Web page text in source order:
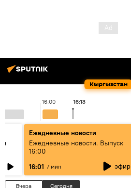
Кыргызстан
16:00 16:13
Ежедневные новости
Ежедневные новости. Выпуск
16:00
16:01 7 мин эфир
Вчера Сегодня